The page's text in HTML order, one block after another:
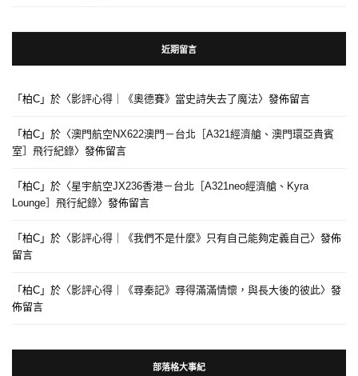
近期留言
「 柏C 」於〈影評心得｜《奧德賽》當史詩失去了魔法〉發佈留言
「 柏C 」於〈澳門航空NX622澳門－台北［A321經濟艙、澳門環亞貴賓
室］飛行紀錄〉發佈留言
「 柏C 」於〈星宇航空JX236香港－台北［A321neo經濟艙、Kyra
Lounge］飛行紀錄〉發佈留言
「 柏C 」於〈影評心得｜《我們不是什麼》只有自己能夠定義自己〉發佈
留言
「 柏C 」於〈影評心得｜《尋秦記》尋得滿滿情懷，與長大後的彼此〉發
佈留言
部落格大事紀